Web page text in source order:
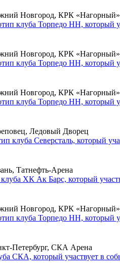
Новгород, КРК «Нагорный»
Новгород, КРК «Нагорный»
Новгород, КРК «Нагорный»
Ледовый Дворец
Татнефть-Арена
Новгород, КРК «Нагорный»
Петербург, СКА Арена